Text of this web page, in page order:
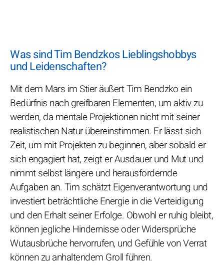
Was sind Tim Bendzkos Lieblingshobbys
und Leidenschaften?
Mit dem Mars im Stier äußert Tim Bendzko ein
Bedürfnis nach greifbaren Elementen, um aktiv zu
werden, da mentale Projektionen nicht mit seiner
realistischen Natur übereinstimmen. Er lässt sich
Zeit, um mit Projekten zu beginnen, aber sobald er
sich engagiert hat, zeigt er Ausdauer und Mut und
nimmt selbst längere und herausfordernde
Aufgaben an. Tim schätzt Eigenverantwortung und
investiert beträchtliche Energie in die Verteidigung
und den Erhalt seiner Erfolge. Obwohl er ruhig bleibt,
können jegliche Hindernisse oder Widersprüche
Wutausbrüche hervorrufen, und Gefühle von Verrat
können zu anhaltendem Groll führen.